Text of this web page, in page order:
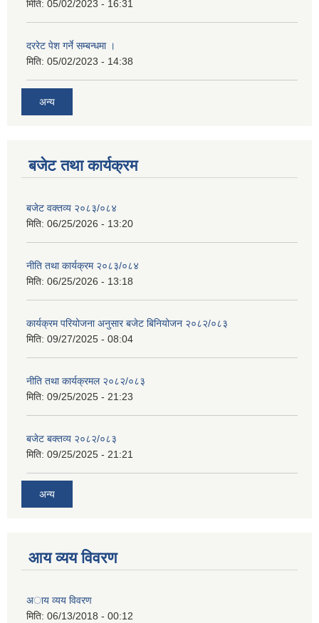
मिति: 05/02/2023 - 16:31
दररेट पेश गर्ने सम्बन्धमा ।
मिति: 05/02/2023 - 14:38
अन्य
बजेट तथा कार्यक्रम
बजेट वक्तव्य २०८३/०८४
मिति: 06/25/2026 - 13:20
नीति तथा कार्यक्रम २०८३/०८४
मिति: 06/25/2026 - 13:18
कार्यक्रम परियोजना अनुसार बजेट बिनियोजन २०८२/०८३
मिति: 09/27/2025 - 08:04
नीति तथा कार्यक्रमल २०८२/०८३
मिति: 09/25/2025 - 21:23
बजेट बक्तव्य २०८२/०८३
मिति: 09/25/2025 - 21:21
अन्य
आय व्यय विवरण
अाय व्यय विवरण
मिति: 06/13/2018 - 00:12